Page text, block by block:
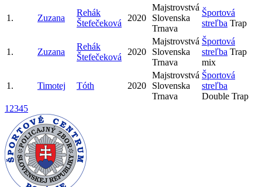
1. Zuzana
Rehák
Štefečeková
2020
Majstrovstvá
Slovenska
Trnava
Športová
streľba Trap
1. Zuzana
Rehák
Štefečeková
2020
Majstrovstvá
Slovenska
Trnava
Športová
streľba Trap
mix
1. Timotej Tóth 2020
Majstrovstvá
Slovenska
Trnava
Športová
streľba
Double Trap
1 2345